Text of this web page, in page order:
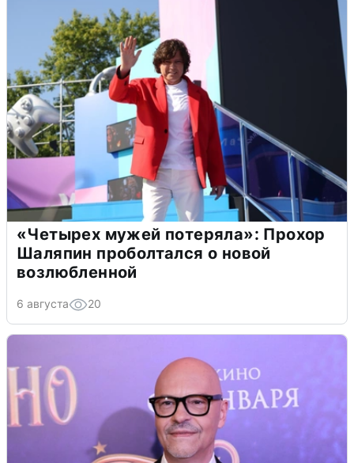
«Четырех мужей потеряла»: Прохор
Шаляпин проболтался о новой
возлюбленной
6 августа 20